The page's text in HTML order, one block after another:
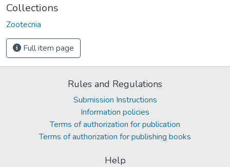
Collections
Zootecnia
Full item page
Rules and Regulations
Submission Instructions
Information policies
Terms of authorization for publication
Terms of authorization for publishing books
Help